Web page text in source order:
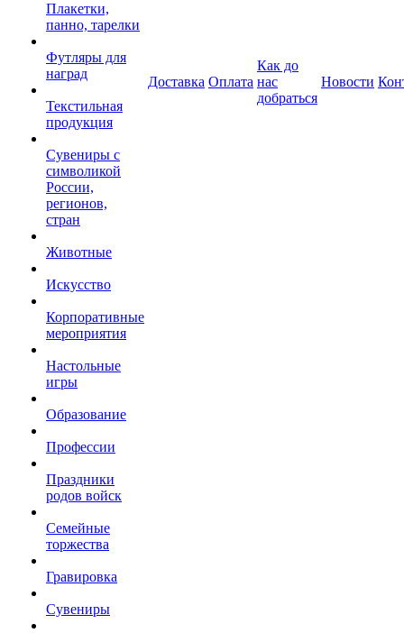
Плакетки,
панно, тарелки
Футляры для
наград
Текстильная
продукция
Сувениры с
символикой
России,
регионов,
стран
Животные
Искусство
Корпоративные
мероприятия
Настольные
игры
Образование
Профессии
Праздники
родов войск
Семейные
торжества
Гравировка
Сувениры
Доставка Оплата
Как до
нас
добраться
Новости